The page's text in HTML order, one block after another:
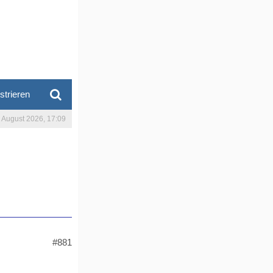
August 2026, 17:09
#881